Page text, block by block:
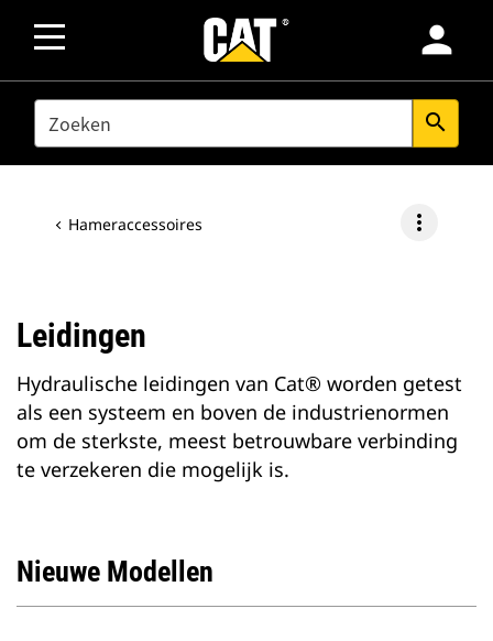
person
SEARCH search
Hameraccessoires more_vert
Leidingen
Hydraulische leidingen van Cat® worden getest
als een systeem en boven de industrienormen
om de sterkste, meest betrouwbare verbinding
te verzekeren die mogelijk is.
Nieuwe Modellen